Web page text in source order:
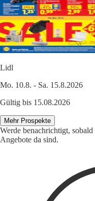
Lidl
Mo. 10.8. - Sa. 15.8.2026
Gültig bis 15.08.2026
Mehr Prospekte
Werde benachrichtigt,
Angebote da sind.